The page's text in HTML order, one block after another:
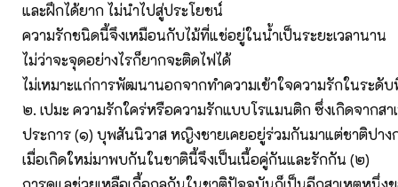
และฝึกได้ยาก ไม่นำไปสู่ประโยชน์
ความรักชนิดนี้จึงเหมือนกับไม้ที่แช่อยู่ในน้ำเป็นระยะเวลานาน
ไม่ว่าจะจุดอย่างไรก็ยากจะติดไฟได้
ไม่เหมาะแก่การพัฒนานอกจากทำความเข้าใจความรักในระดั
๒. เปมะ ความรักใคร่หรือความรักแบบโรแมนติก ซึ่งเกิดจากสา
ประการ (๑) บุพสันนิวาส หญิงชายเคยอยู่ร่วมกันมาแต่ชาติปาง
เมื่อเกิดใหม่มาพบกันในชาตินี้จึงเป็นเนื้อคู่กันและรักกัน (๒)